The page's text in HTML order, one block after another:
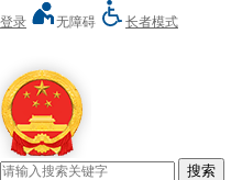
登录 无障碍 长者模式
搜索